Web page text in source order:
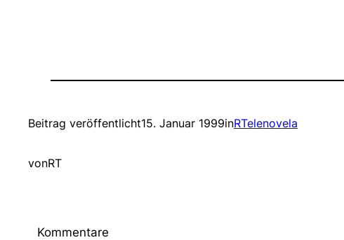
Beitrag veröffentlicht15. Januar 1999inRTelenovela
vonRT
Kommentare